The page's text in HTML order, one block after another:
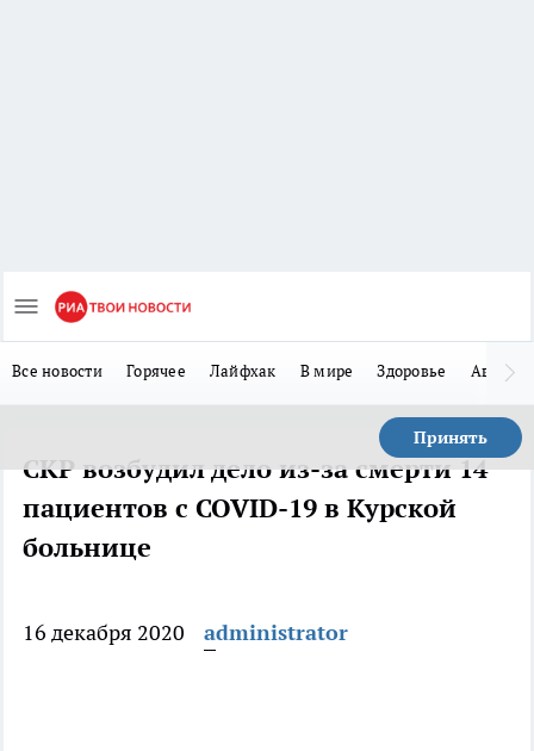
Все новости Горячее Лайфхак В мире Здоровье Авто
Принять
СКР возбудил дело из-за смерти 14
пациентов с COVID-19 в Курской
больнице
16 декабря 2020 administrator